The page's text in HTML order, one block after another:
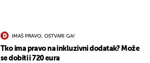
IMAŠ PRAVO, OSTVARI GA!
Tko ima pravo na inkluzivni dodatak? Može
se dobiti i 720 eura